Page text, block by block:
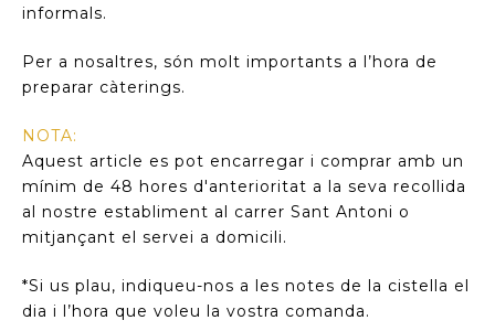
informals.
Per a nosaltres, són molt importants a l’hora de
preparar càterings.
NOTA:
Aquest article es pot encarregar i comprar amb un
mínim de 48 hores d'anterioritat a la seva recollida
al nostre establiment al carrer Sant Antoni o
mitjançant el servei a domicili.
*Si us plau, indiqueu-nos a les notes de la cistella el
dia i l’hora que voleu la vostra comanda.